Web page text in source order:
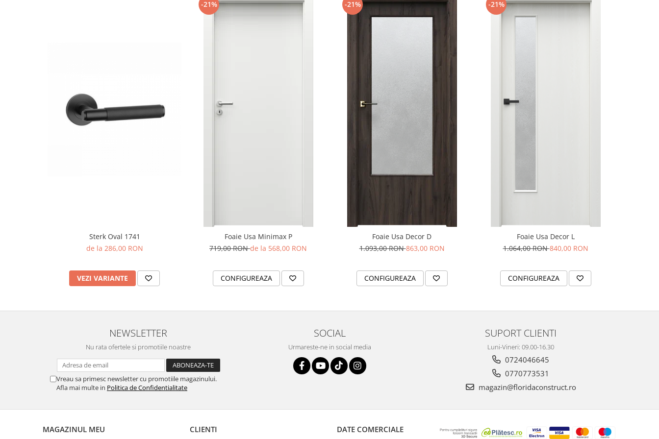
ușă și pe adaptoare metalice. O astfel de atenție la detalii garantează utilizarea
În cazul ușii mai groase, vă rugăm să ne furnizați toate descrierile necesare, setul de
montaj va fi adaptat nevoilor dumneavoastră.
Sterk Oval 1741
de la 286,00 RON
VEZI VARIANTE
-21%
Foaie Usa Minimax P
719,00 RONde la 568,00 RON
CONFIGUREAZA
-21%
Foaie Usa Decor D
1.093,00 RON863,00 RON
CONFIGUREAZA
-21%
Foaie Usa Decor L
1.064,00 RON840,00 RON
CONFIGUREAZA
NEWSLETTER
Nu rata ofertele si promotiile noastre
Vreau sa primesc newsletter cu promotiile magazinului.
Afla mai multe in Politica de Confidentialitate
SOCIAL
Urmareste-ne in social media
SUPORT CLIENTI
Luni-Vineri: 09.00-16.30
0724046645
0770773531
magazin@floridaconstruct.ro
MAGAZINUL MEU CLIENTI DATE COMERCIALE